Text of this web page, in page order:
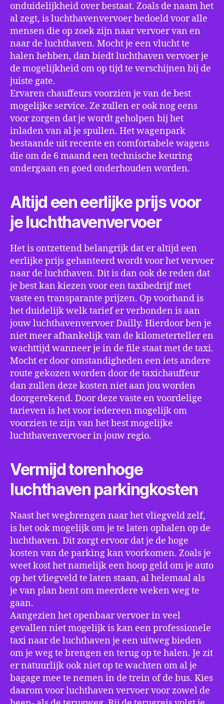
onduidelijkheid over bestaat. Zoals de naam het
al zegt, is luchthavenvervoer bedoeld voor alle
mensen die op zoek zijn naar vervoer van en
naar de luchthaven. Mocht je een vlucht te
halen hebben, dan biedt luchthaven vervoer je
de mogelijkheid om op tijd te verschijnen bij de
juiste gate.
Ervaren chauffeurs voorzien je van de best
mogelijke service. Ze zullen er ook nog eens
voor zorgen dat je wordt geholpen bij het
inladen van al je spullen. Het wagenpark
bestaande uit recente en comfortabele wagens
die om de 6 maand een technische keuring
ondergaan en goed onderhouden worden.
Altijd een eerlijke prijs voor
je luchthavenvervoer
Het is ontzettend belangrijk dat er altijd een
eerlijke prijs gehanteerd wordt voor het vervoer
naar de luchthaven. Dit is dan ook de reden dat
je best kan kiezen voor een taxibedrijf met
vaste en transparante prijzen. Op voorhand is
het duidelijk welk tarief er verbonden is aan
jouw luchthavenvervoer Dailly. Hierdoor ben je
niet meer afhankelijk van de kilometerteller en
wachttijd wanneer je in de file staat met de taxi.
Mocht er door omstandigheden een iets andere
route gekozen worden door de taxichauffeur
dan zullen deze kosten niet aan jou worden
doorgerekend. Door deze vaste en voordelige
tarieven is het voor iedereen mogelijk om
voorzien te zijn van het best mogelijke
luchthavenvervoer in jouw regio.
Vermijd torenhoge
luchthaven parkingkosten
Naast het wegbrengen naar het vliegveld zelf,
is het ook mogelijk om je te laten ophalen op de
luchthaven. Dit zorgt ervoor dat je de hoge
kosten van de parking kan voorkomen. Zoals je
weet kost het namelijk een hoop geld om je auto
op het vliegveld te laten staan, al helemaal als
je van plan bent om meerdere weken weg te
gaan.
Aangezien het openbaar vervoer in veel
gevallen niet mogelijk is kan een professionele
taxi naar de luchthaven je een uitweg bieden
om je weg te brengen en terug op te halen. Je zit
er natuurlijk ook niet op te wachten om al je
bagage mee te nemen in de trein of de bus. Kies
daarom voor luchthaven vervoer voor zowel de